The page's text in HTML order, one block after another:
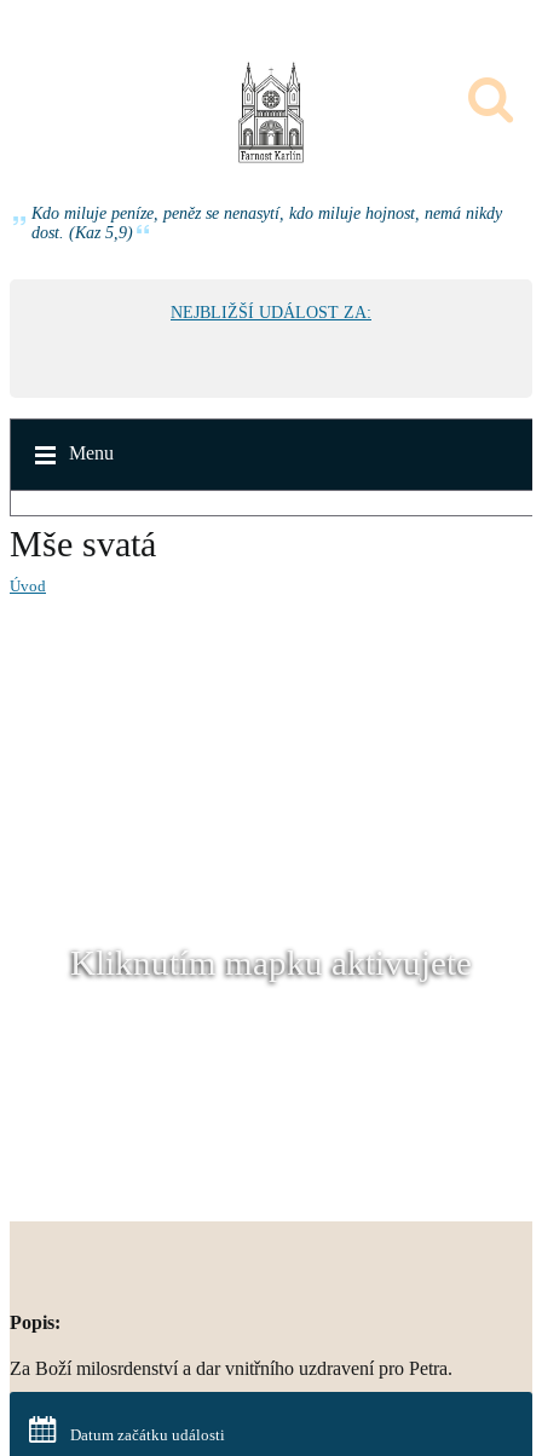
Kdo miluje peníze, peněz se nenasytí, kdo miluje hojnost, nemá nikdy
dost. (Kaz 5,9)
NEJBLIŽŠÍ UDÁLOST ZA:
Menu
Mše svatá
Úvod
Kliknutím mapku aktivujete
Popis:
Za Boží milosrdenství a dar vnitřního uzdravení pro Petra.
Datum začátku události